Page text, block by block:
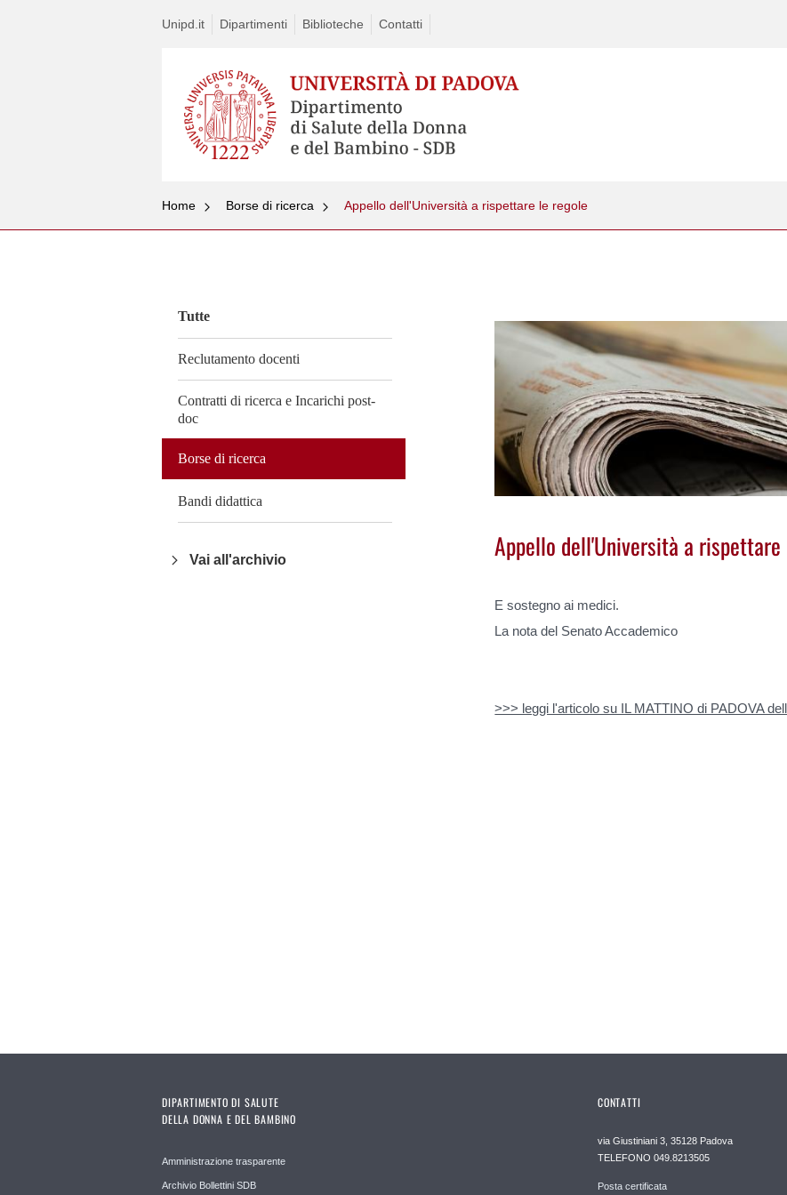
Unipd.it Dipartimenti Biblioteche Contatti
Home Borse di ricerca Appello dell'Università a rispettare le regole
Tutte
Reclutamento docenti
Contratti di ricerca e Incarichi post-
doc
Borse di ricerca
Bandi didattica
Vai all'archivio Appello dell'Università a
E sostegno ai medici.
La nota del Senato Accademico
>>> leggi l'articolo su IL MATTINO di PADOVA
DIPARTIMENTO DI SALUTE
DELLA DONNA E DEL BAMBINO
Amministrazione trasparente
Archivio Bollettini SDB
CONTATTI
via Giustiniani 3, 35128 Padova
TELEFONO 049.8213505
Posta certificata